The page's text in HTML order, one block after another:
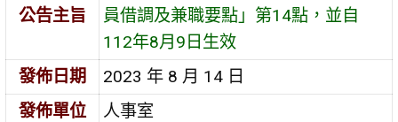
公告主旨
員借調及兼職要點」第14點，並自
112年8月9日生效
發佈日期
2023 年 8 月 14 日
發佈單位
人事室